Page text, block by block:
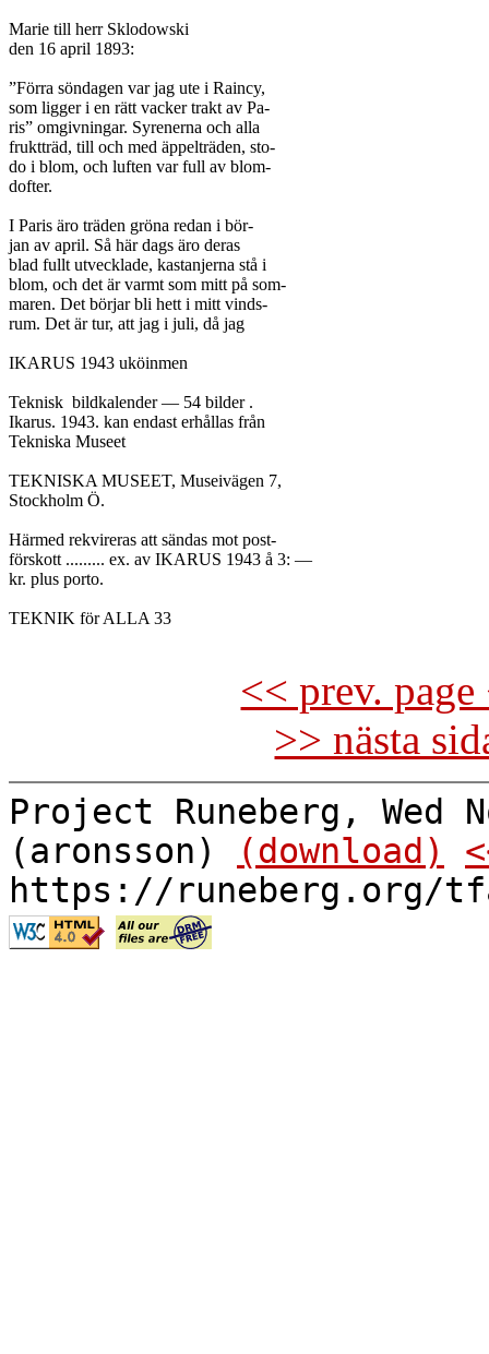
Marie till herr Sklodowski
den 16 april 1893:
”Förra söndagen var jag ute i Raincy,
som ligger i en rätt vacker trakt av Pa-
ris” omgivningar. Syrenerna och alla
fruktträd, till och med äppelträden, sto-
do i blom, och luften var full av blom-
dofter.
I Paris äro träden gröna redan i bör-
jan av april. Så här dags äro deras
blad fullt utvecklade, kastanjerna stå i
blom, och det är varmt som mitt på som-
maren. Det börjar bli hett i mitt vinds-
rum. Det är tur, att jag i juli, då jag
IKARUS 1943 uköinmen
Teknisk  bildkalender — 54 bilder .
Ikarus. 1943. kan endast erhållas från
Tekniska Museet
TEKNISKA MUSEET, Museivägen 7,
Stockholm Ö.
Härmed rekvireras att sändas mot post-
förskott ......... ex. av IKARUS 1943 å 3: —
kr. plus porto.
TEKNIK för ALLA 33
<< prev.
>> nästa
Project Runeberg, Wed
(aronsson)
(download)
https://runeberg.org/